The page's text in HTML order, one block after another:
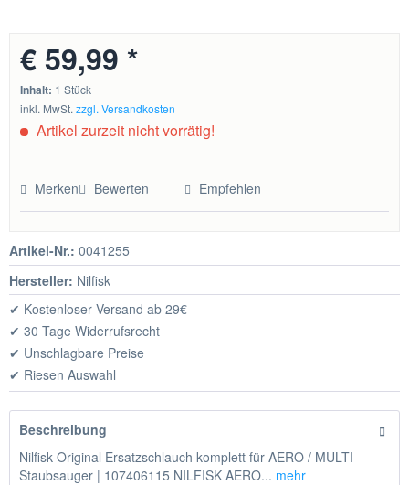
€ 59,99 *
Inhalt: 1 Stück
inkl. MwSt.zzgl. Versandkosten
Artikel zurzeit nicht vorrätig!
Merken Bewerten Empfehlen
Artikel-Nr.: 0041255
Hersteller: Nilfisk
✔ Kostenloser Versand ab 29€
✔ 30 Tage Widerrufsrecht
✔ Unschlagbare Preise
✔ Riesen Auswahl
Beschreibung
Nilfisk Original Ersatzschlauch komplett für AERO / MULTI
Staubsauger | 107406115 NILFISK AERO... mehr